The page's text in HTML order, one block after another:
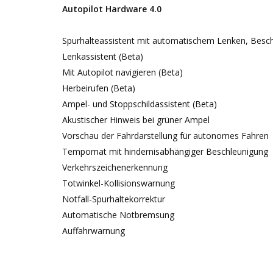
Autopilot Hardware 4.0
Spurhalteassistent mit automatischem Lenken,
Lenkassistent (Beta)
Mit Autopilot navigieren (Beta)
Herbeirufen (Beta)
Ampel- und Stoppschildassistent (Beta)
Akustischer Hinweis bei grüner Ampel
Vorschau der Fahrdarstellung für autonomes Fahren
Tempomat mit hindernisabhängiger Beschleunigung
Verkehrszeichenerkennung
Totwinkel-Kollisionswarnung
Notfall-Spurhaltekorrektur
Automatische Notbremsung
Auffahrwarnung